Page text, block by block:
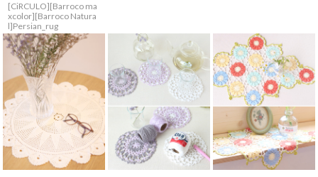
[CiRCULO][Barroco ma
xcolor][Barroco Natura
l]Persian_rug